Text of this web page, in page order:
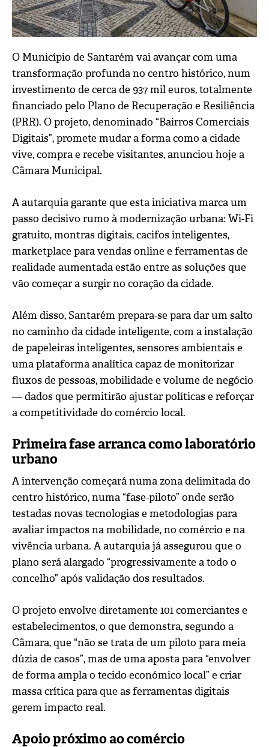
O Município de Santarém vai avançar com uma
transformação profunda no centro histórico, num
investimento de cerca de 937 mil euros, totalmente
financiado pelo Plano de Recuperação e Resiliência
(PRR). O projeto, denominado “Bairros Comerciais
Digitais”, promete mudar a forma como a cidade
vive, compra e recebe visitantes, anunciou hoje a
Câmara Municipal.
A autarquia garante que esta iniciativa marca um
passo decisivo rumo à modernização urbana: Wi-Fi
gratuito, montras digitais, cacifos inteligentes,
marketplace para vendas online e ferramentas de
realidade aumentada estão entre as soluções que
vão começar a surgir no coração da cidade.
Além disso, Santarém prepara-se para dar um salto
no caminho da cidade inteligente, com a instalação
de papeleiras inteligentes, sensores ambientais e
uma plataforma analítica capaz de monitorizar
fluxos de pessoas, mobilidade e volume de negócio
— dados que permitirão ajustar políticas e reforçar
a competitividade do comércio local.
Primeira fase arranca como laboratório
urbano
A intervenção começará numa zona delimitada do
centro histórico, numa “fase-piloto” onde serão
testadas novas tecnologias e metodologias para
avaliar impactos na mobilidade, no comércio e na
vivência urbana. A autarquia já assegurou que o
plano será alargado “progressivamente a todo o
concelho” após validação dos resultados.
O projeto envolve diretamente 101 comerciantes e
estabelecimentos, o que demonstra, segundo a
Câmara, que “não se trata de um piloto para meia
dúzia de casos”, mas de uma aposta para “envolver
de forma ampla o tecido económico local” e criar
massa crítica para que as ferramentas digitais
gerem impacto real.
Apoio próximo ao comércio